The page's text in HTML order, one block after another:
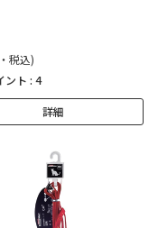
税込)
ント : 4
詳細